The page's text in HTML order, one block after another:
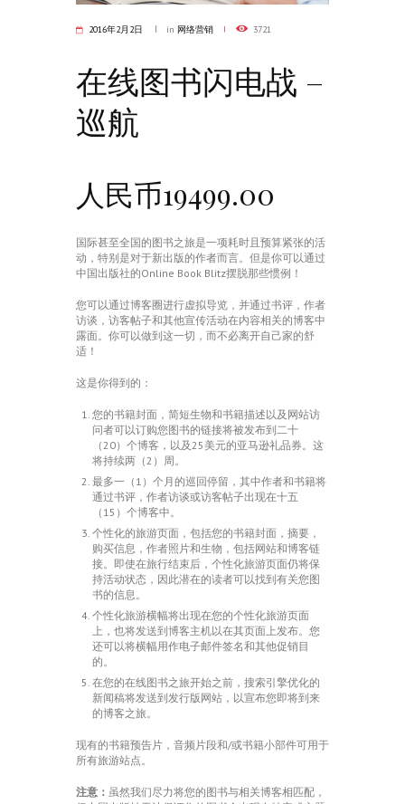
2016年2月2日 in 网络营销 3721
在线图书闪电战 –
巡航
人民币19499.00
国际甚至全国的图书之旅是一项耗时且预算紧张的活
动，特别是对于新出版的作者而言。但是你可以通过
中国出版社的Online Book Blitz摆脱那些惯例！
您可以通过博客圈进行虚拟导览，并通过书评，作者
访谈，访客帖子和其他宣传活动在内容相关的博客中
露面。你可以做到这一切，而不必离开自己家的舒
适！
这是你得到的：
您的书籍封面，简短生物和书籍描述以及网站访
问者可以订购您图书的链接将被发布到二十
（20）个博客，以及25美元的亚马逊礼品券。这
将持续两（2）周。
最多一（1）个月的巡回停留，其中作者和书籍将
通过书评，作者访谈或访客帖子出现在十五
（15）个博客中。
个性化的旅游页面，包括您的书籍封面，摘要，
购买信息，作者照片和生物，包括网站和博客链
接。即使在旅行结束后，个性化旅游页面仍将保
持活动状态，因此潜在的读者可以找到有关您图
书的信息。
个性化旅游横幅将出现在您的个性化旅游页面
上，也将发送到博客主机以在其页面上发布。您
还可以将横幅用作电子邮件签名和其他促销目
的。
在您的在线图书之旅开始之前，搜索引擎优化的
新闻稿将发送到发行版网站，以宣布您即将到来
的博客之旅。
现有的书籍预告片，音频片段和/或书籍小部件可用于
所有旅游站点。
注意： 虽然我们尽力将您的图书与相关博客相匹配，